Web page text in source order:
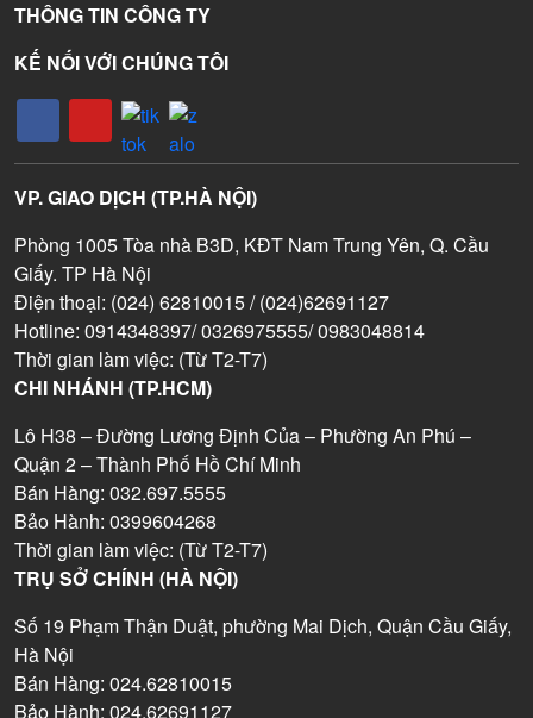
THÔNG TIN CÔNG TY
KẾ NỐI VỚI CHÚNG TÔI
VP. GIAO DỊCH (TP.HÀ NỘI)
Phòng 1005 Tòa nhà B3D, KĐT Nam Trung Yên, Q. Cầu
Giấy. TP Hà Nội
Điện thoại: (024) 62810015 / (024)62691127
Hotline: 0914348397/ 0326975555/ 0983048814
Thời gian làm việc: (Từ T2-T7)
CHI NHÁNH (TP.HCM)
Lô H38 – Đường Lương Định Của – Phường An Phú –
Quận 2 – Thành Phố Hồ Chí Minh
Bán Hàng: 032.697.5555
Bảo Hành: 0399604268
Thời gian làm việc: (Từ T2-T7)
TRỤ SỞ CHÍNH (HÀ NỘI)
Số 19 Phạm Thận Duật, phường Mai Dịch, Quận Cầu Giấy,
Hà Nội
Bán Hàng: 024.62810015
Bảo Hành: 024.62691127